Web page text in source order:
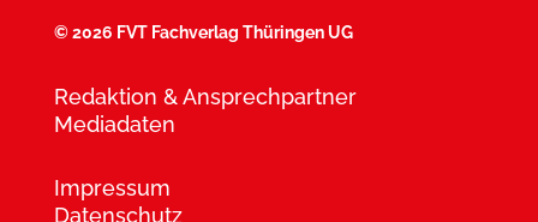
©2026 FVT Fachverlag Thüringen UG
Redaktion & Ansprechpartner
Mediadaten
Impressum
Datenschutz